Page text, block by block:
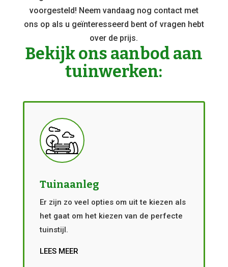
voorgesteld! Neem vandaag nog contact met
ons op als u geïnteresseerd bent of vragen hebt
over de prijs.
Bekijk ons aanbod aan
tuinwerken:
Tuinaanleg
Er zijn zo veel opties om uit te kiezen als
het gaat om het kiezen van de perfecte
tuinstijl.
LEES MEER